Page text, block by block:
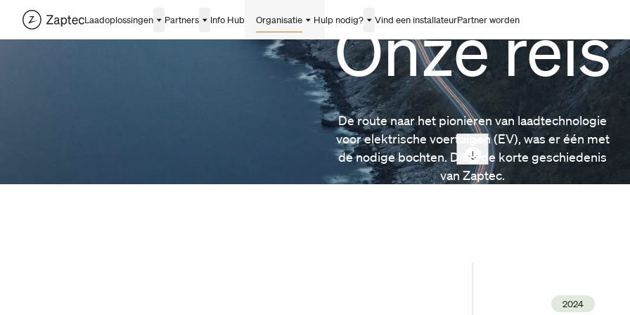
Laadoplossingen Partners Info Hub Organisatie Hulp nodig? Vind een installateurPartner worden
Onze reis
De route naar het pionieren van laadtechnologie
voor elektrische voertuigen (EV), was er één met
de nodige bochten. Dit is de korte geschiedenis
van Zaptec.
Omlaag
2024